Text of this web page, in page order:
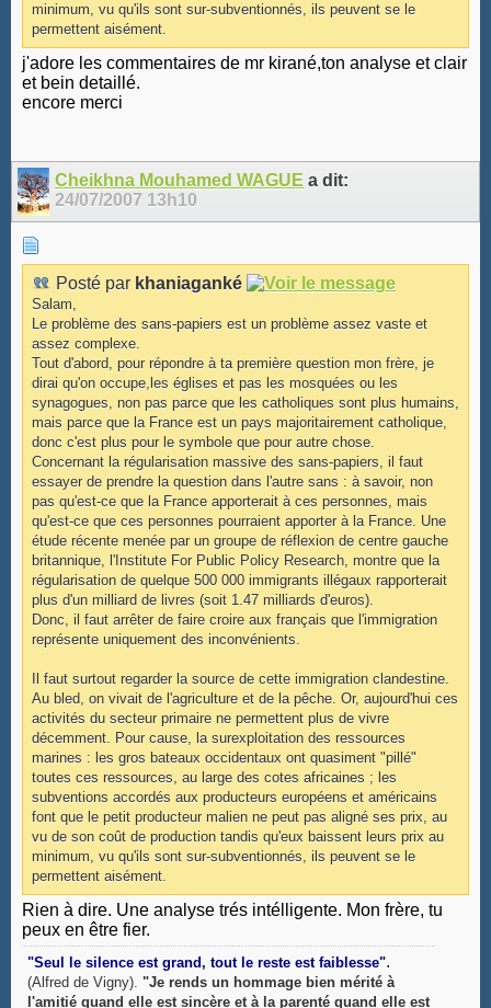
minimum, vu qu'ils sont sur-subventionnés, ils peuvent se le
permettent aisément.
j'adore les commentaires de mr kirané,ton analyse et clair
et bein detaillé.
encore merci
Cheikhna Mouhamed WAGUE a dit:
24/07/2007 13h10
Posté par khaniaganké
Salam,
Le problème des sans-papiers est un problème assez vaste et
assez complexe.
Tout d'abord, pour répondre à ta première question mon frère, je
dirai qu'on occupe,les églises et pas les mosquées ou les
synagogues, non pas parce que les catholiques sont plus humains,
mais parce que la France est un pays majoritairement catholique,
donc c'est plus pour le symbole que pour autre chose.
Concernant la régularisation massive des sans-papiers, il faut
essayer de prendre la question dans l'autre sans : à savoir, non
pas qu'est-ce que la France apporterait à ces personnes, mais
qu'est-ce que ces personnes pourraient apporter à la France. Une
étude récente menée par un groupe de réflexion de centre gauche
britannique, l'Institute For Public Policy Research, montre que la
régularisation de quelque 500 000 immigrants illégaux rapporterait
plus d'un milliard de livres (soit 1.47 milliards d'euros).
Donc, il faut arrêter de faire croire aux français que l'immigration
représente uniquement des inconvénients.
Il faut surtout regarder la source de cette immigration clandestine.
Au bled, on vivait de l'agriculture et de la pêche. Or, aujourd'hui ces
activités du secteur primaire ne permettent plus de vivre
décemment. Pour cause, la surexploitation des ressources
marines : les gros bateaux occidentaux ont quasiment "pillé"
toutes ces ressources, au large des cotes africaines ; les
subventions accordés aux producteurs européens et américains
font que le petit producteur malien ne peut pas aligné ses prix, au
vu de son coût de production tandis qu'eux baissent leurs prix au
minimum, vu qu'ils sont sur-subventionnés, ils peuvent se le
permettent aisément.
Rien à dire. Une analyse trés intélligente. Mon frère, tu
peux en être fier.
"Seul le silence est grand, tout le reste est faiblesse".
(Alfred de Vigny). "Je rends un hommage bien mérité à
l'amitié quand elle est sincère et à la parenté quand elle est